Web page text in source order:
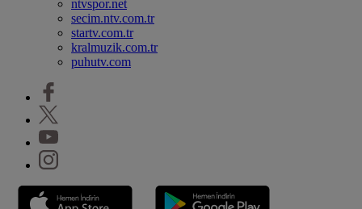
ntvspor.net
secim.ntv.com.tr
startv.com.tr
kralmuzik.com.tr
puhutv.com